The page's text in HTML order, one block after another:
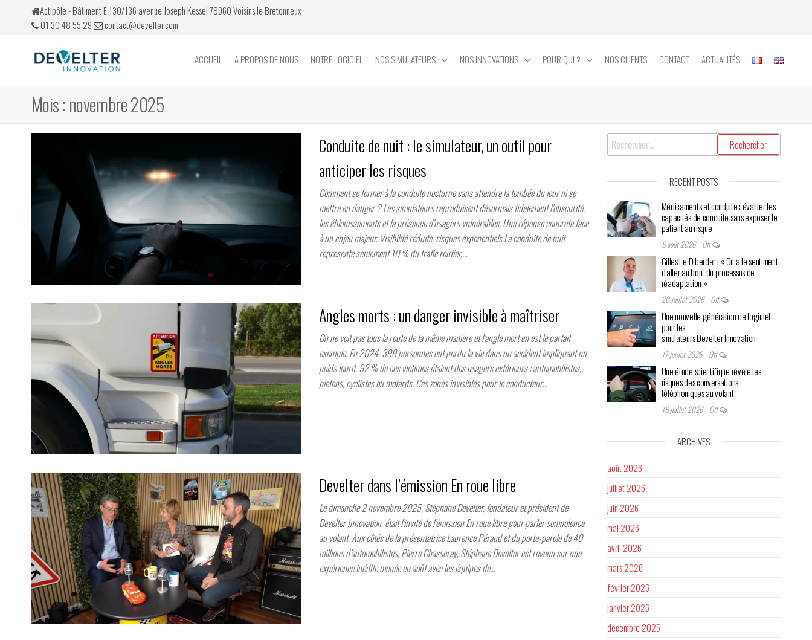
Actipôle - Bâtiment E 130/136 avenue Joseph Kessel 78960 Voisins le Bretonneux
01 30 48 55 29
contact@develter.com
ACCUEIL A PROPOS DE NOUS NOTRE LOGICIEL NOS SIMULATEURS NOS INNOVATIONS POUR QUI ? NOS CLIENTS CONTACT ACTUALITÉS
Mois :novembre 2025
Conduite de nuit : le simulateur, un outil pour
anticiper les risques
Comment se former à la conduite nocturne sans attendre la tombée du jour ni se
mettre en danger ? Les simulateurs reproduisent désormais fidèlement l’obscurité,
les éblouissements et la présence d’usagers vulnérables. Une réponse concrète face
à un enjeu majeur. Visibilité réduite, risques exponentiels La conduite de nuit
représente seulement 10 % du trafic routier,…
Angles morts : un danger invisible à maîtriser
On ne voit pas tous la route de la même manière et l’angle mort en est le parfait
exemple. En 2024, 399 personnes ont perdu la vie dans un accident impliquant un
poids lourd. 92 % de ces victimes étaient des usagers extérieurs : automobilistes,
piétons, cyclistes ou motards. Ces zones invisibles pour le conducteur…
Develter dans l’émission En roue libre
Le dimanche 2 novembre 2025, Stéphane Develter, fondateur et président de
Develter Innovation, était l’invité de l’émission En roue libre pour parler somnolence
au volant. Aux côtés de la présentatrice Laurence Péraud et du porte-parole de 40
millions d’automobilistes, Pierre Chasseray, Stéphane Develter est revenu sur une
expérience inédite menée en août avec les équipes de…
Rechercher :
RECENT POSTS
Médicaments et conduite : évaluer les
capacités de conduite sans exposer le
patient au risque
6 août 2026 Off
Gilles Le Diberder : « On a le sentiment
d’aller au bout du processus de
réadaptation »
20 juillet 2026 Off
Une nouvelle génération de logiciel
pour les
simulateurs Develter Innovation
17 juillet 2026 Off
Une étude scientifique révèle les
risques des conversations
téléphoniques au volant
16 juillet 2026 Off
ARCHIVES
août 2026
juillet 2026
juin 2026
mai 2026
avril 2026
mars 2026
février 2026
janvier 2026
décembre 2025